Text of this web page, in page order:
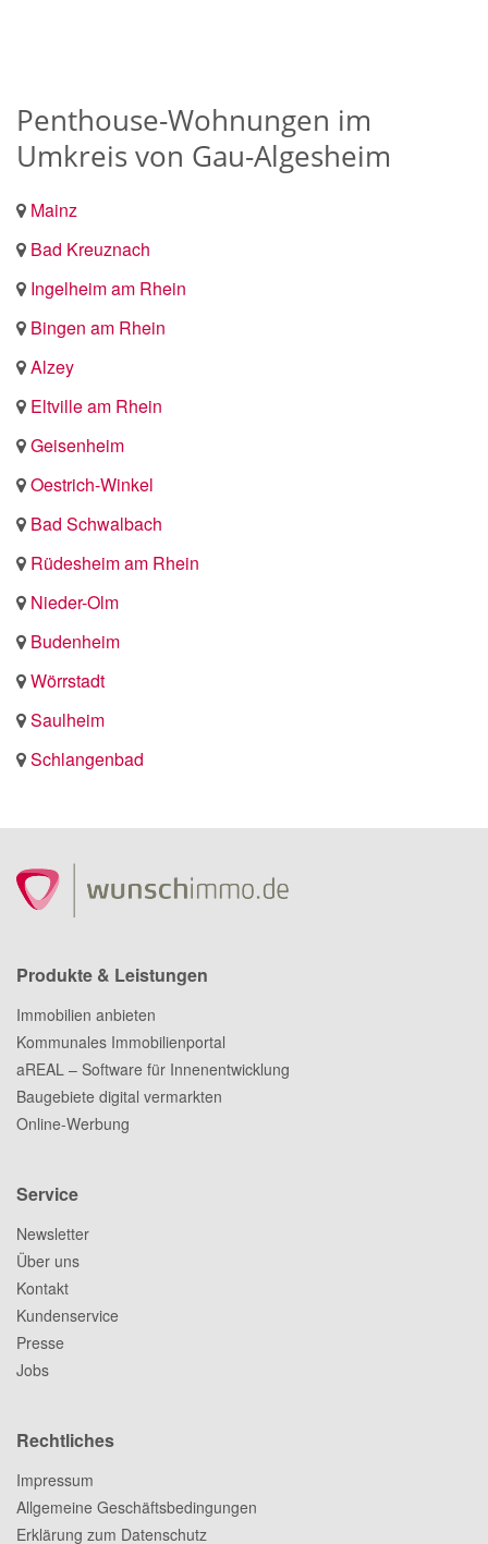
Penthouse-Wohnungen im
Umkreis von Gau-Algesheim
Mainz
Bad Kreuznach
Ingelheim am Rhein
Bingen am Rhein
Alzey
Eltville am Rhein
Geisenheim
Oestrich-Winkel
Bad Schwalbach
Rüdesheim am Rhein
Nieder-Olm
Budenheim
Wörrstadt
Saulheim
Schlangenbad
Produkte & Leistungen
Immobilien anbieten
Kommunales Immobilienportal
aREAL – Software für Innenentwicklung
Baugebiete digital vermarkten
Online-Werbung
Service
Newsletter
Über uns
Kontakt
Kundenservice
Presse
Jobs
Rechtliches
Impressum
Allgemeine Geschäftsbedingungen
Erklärung zum Datenschutz